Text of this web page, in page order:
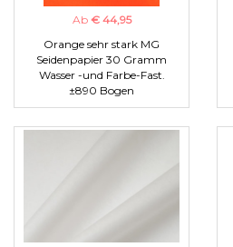
Ab € 44,95
Orange sehr stark MG
Seidenpapier 30 Gramm
Wasser -und Farbe-Fast.
±890 Bogen